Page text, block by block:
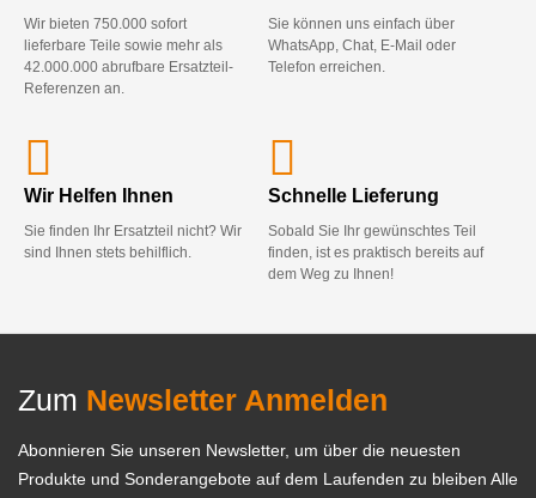
Wir bieten 750.000 sofort
lieferbare Teile sowie mehr als
42.000.000 abrufbare Ersatzteil-
Referenzen an.
Sie können uns einfach über
WhatsApp, Chat, E-Mail oder
Telefon erreichen.
Wir Helfen Ihnen
Sie finden Ihr Ersatzteil nicht? Wir
sind Ihnen stets behilflich.
Schnelle Lieferung
Sobald Sie Ihr gewünschtes Teil
finden, ist es praktisch bereits auf
dem Weg zu Ihnen!
Zum Newsletter Anmelden
Abonnieren Sie unseren Newsletter, um über die neuesten
Produkte und Sonderangebote auf dem Laufenden zu bleiben Alle